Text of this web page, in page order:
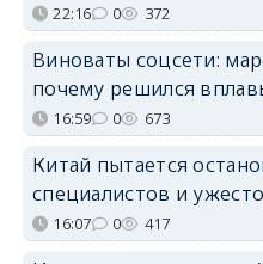
22:16 0 372
Виноваты соцсети:
почему решился
16:59 0 673
Китай пытается
специалистов и
16:07 0 417